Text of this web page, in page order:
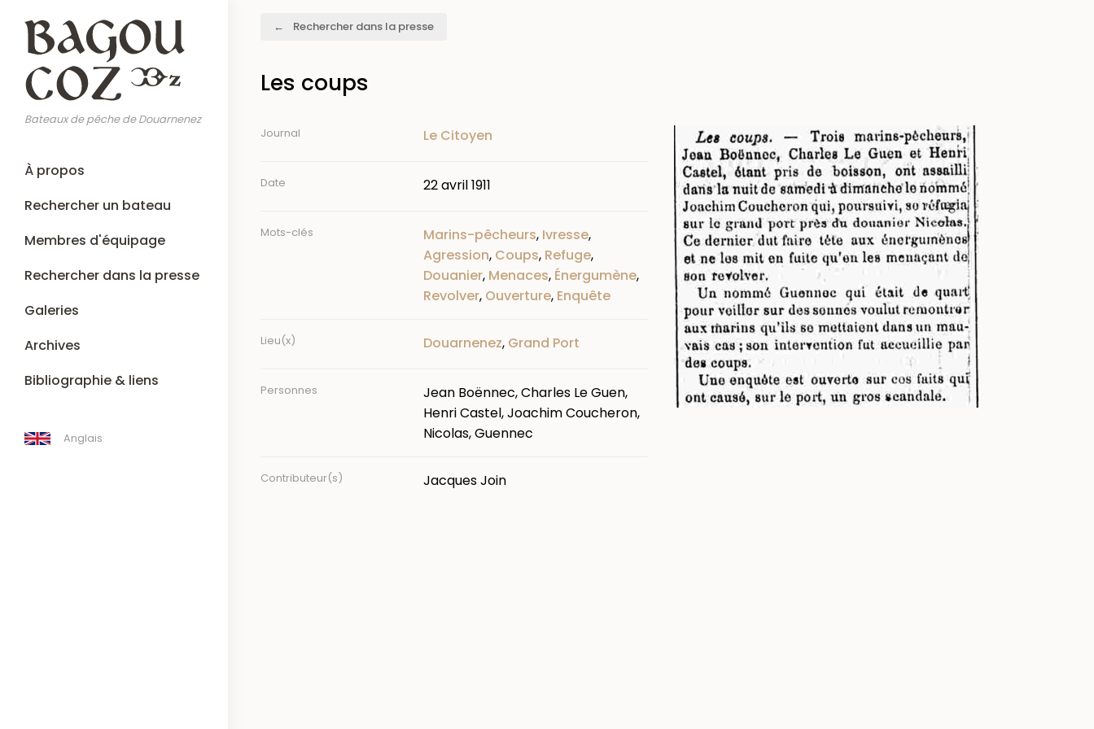
contenu
principal
Bateaux de pêche de Douarnenez
Main
navigation
À propos
Rechercher un bateau
Membres d'équipage
Rechercher dans la presse
Galeries
Archives
Bibliographie & liens
Anglais
Rechercher dans la presse
Les coups
Journal Le Citoyen
Date 22 avril 1911
Mots-clés Marins-pêcheurs, Ivresse,
Agression, Coups, Refuge,
Douanier, Menaces, Énergumène,
Revolver, Ouverture, Enquête
Lieu(x) Douarnenez, Grand Port
Personnes
Jean Boënnec, Charles Le Guen,
Henri Castel, Joachim Coucheron,
Nicolas, Guennec
Contributeur(s) Jacques Join
Image